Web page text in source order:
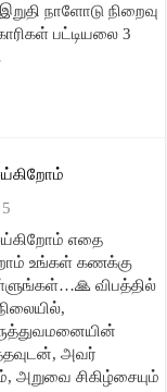
நாளோடு நிறைவு
பட்டியலை 3
5
எதை
உங்கள் கணக்கு
விபத்தில்
அவர்
அறுவை சிகிழ்சையும்